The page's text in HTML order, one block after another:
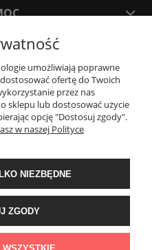
DOSTAWA
23, 41-708 Ruda Śląska | E-mail:
600 012 159 | TGS Przemysław
REGON: 276403698
umożliwiają poprawne
ofertę do Twoich
przez nas
sklepu lub dostosować użycie
opcję "Dostosuj zgody".
w naszej Polityce
NIEZBĘDNE
ZGODY
WSZYSTKIE